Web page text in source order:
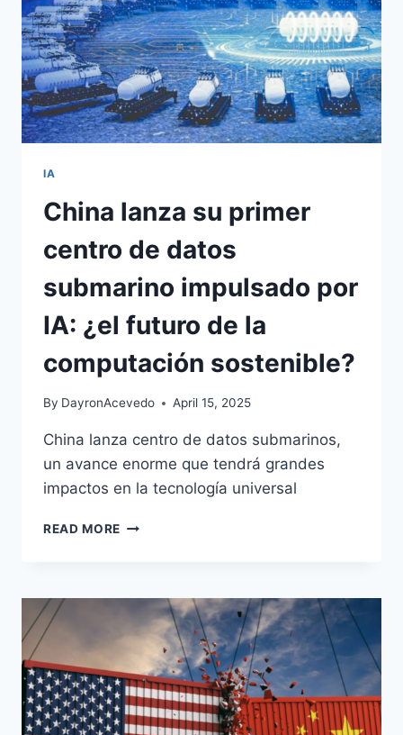
IA
China lanza su primer
centro de datos
submarino impulsado por
IA: ¿el futuro de la
computación sostenible?
By DayronAcevedo April 15, 2025
China lanza centro de datos submarinos,
un avance enorme que tendrá grandes
impactos en la tecnología universal
READ MORE